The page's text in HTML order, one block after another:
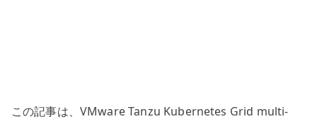
さ
この記事は、VMware Tanzu Kubernetes Grid multi-